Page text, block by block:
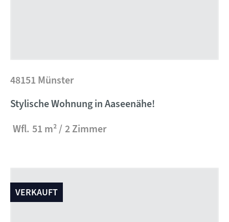
48151 Münster
Stylische Wohnung in Aaseenähe!
Wfl. 51 m² 2 Zimmer
VERKAUFT